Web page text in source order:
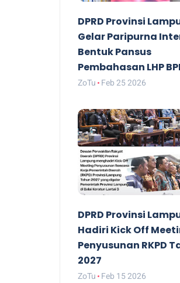
DPRD Provinsi
Gelar Paripurna
Bentuk Pansus
Pembahasan LHP
ZoTu Feb 25 2026
DPRD Provinsi
Hadiri Kick Off
Penyusunan RKPD
2027
ZoTu Feb 15 2026